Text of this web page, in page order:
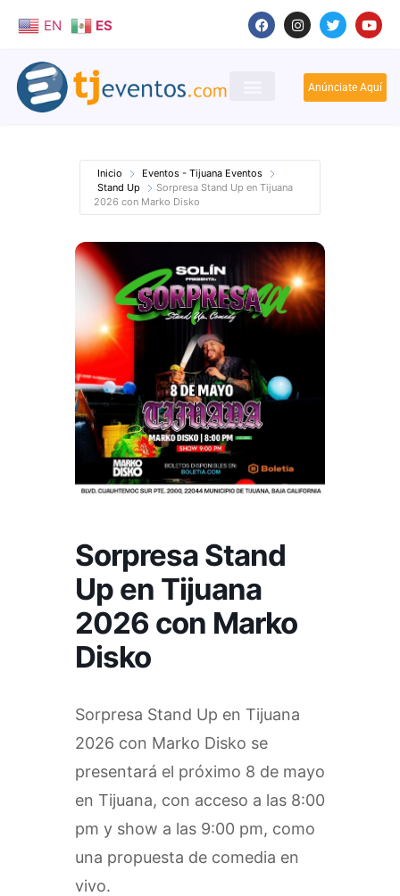
EN ES
Anúnciate Aquí
Inicio
Eventos - Tijuana Eventos
Stand Up
Sorpresa Stand Up en Tijuana
2026 con Marko Disko
Sorpresa Stand
Up en Tijuana
2026 con Marko
Disko
Sorpresa Stand Up en Tijuana
2026 con Marko Disko se
presentará el próximo 8 de mayo
en Tijuana, con acceso a las 8:00
pm y show a las 9:00 pm, como
una propuesta de comedia en
vivo.